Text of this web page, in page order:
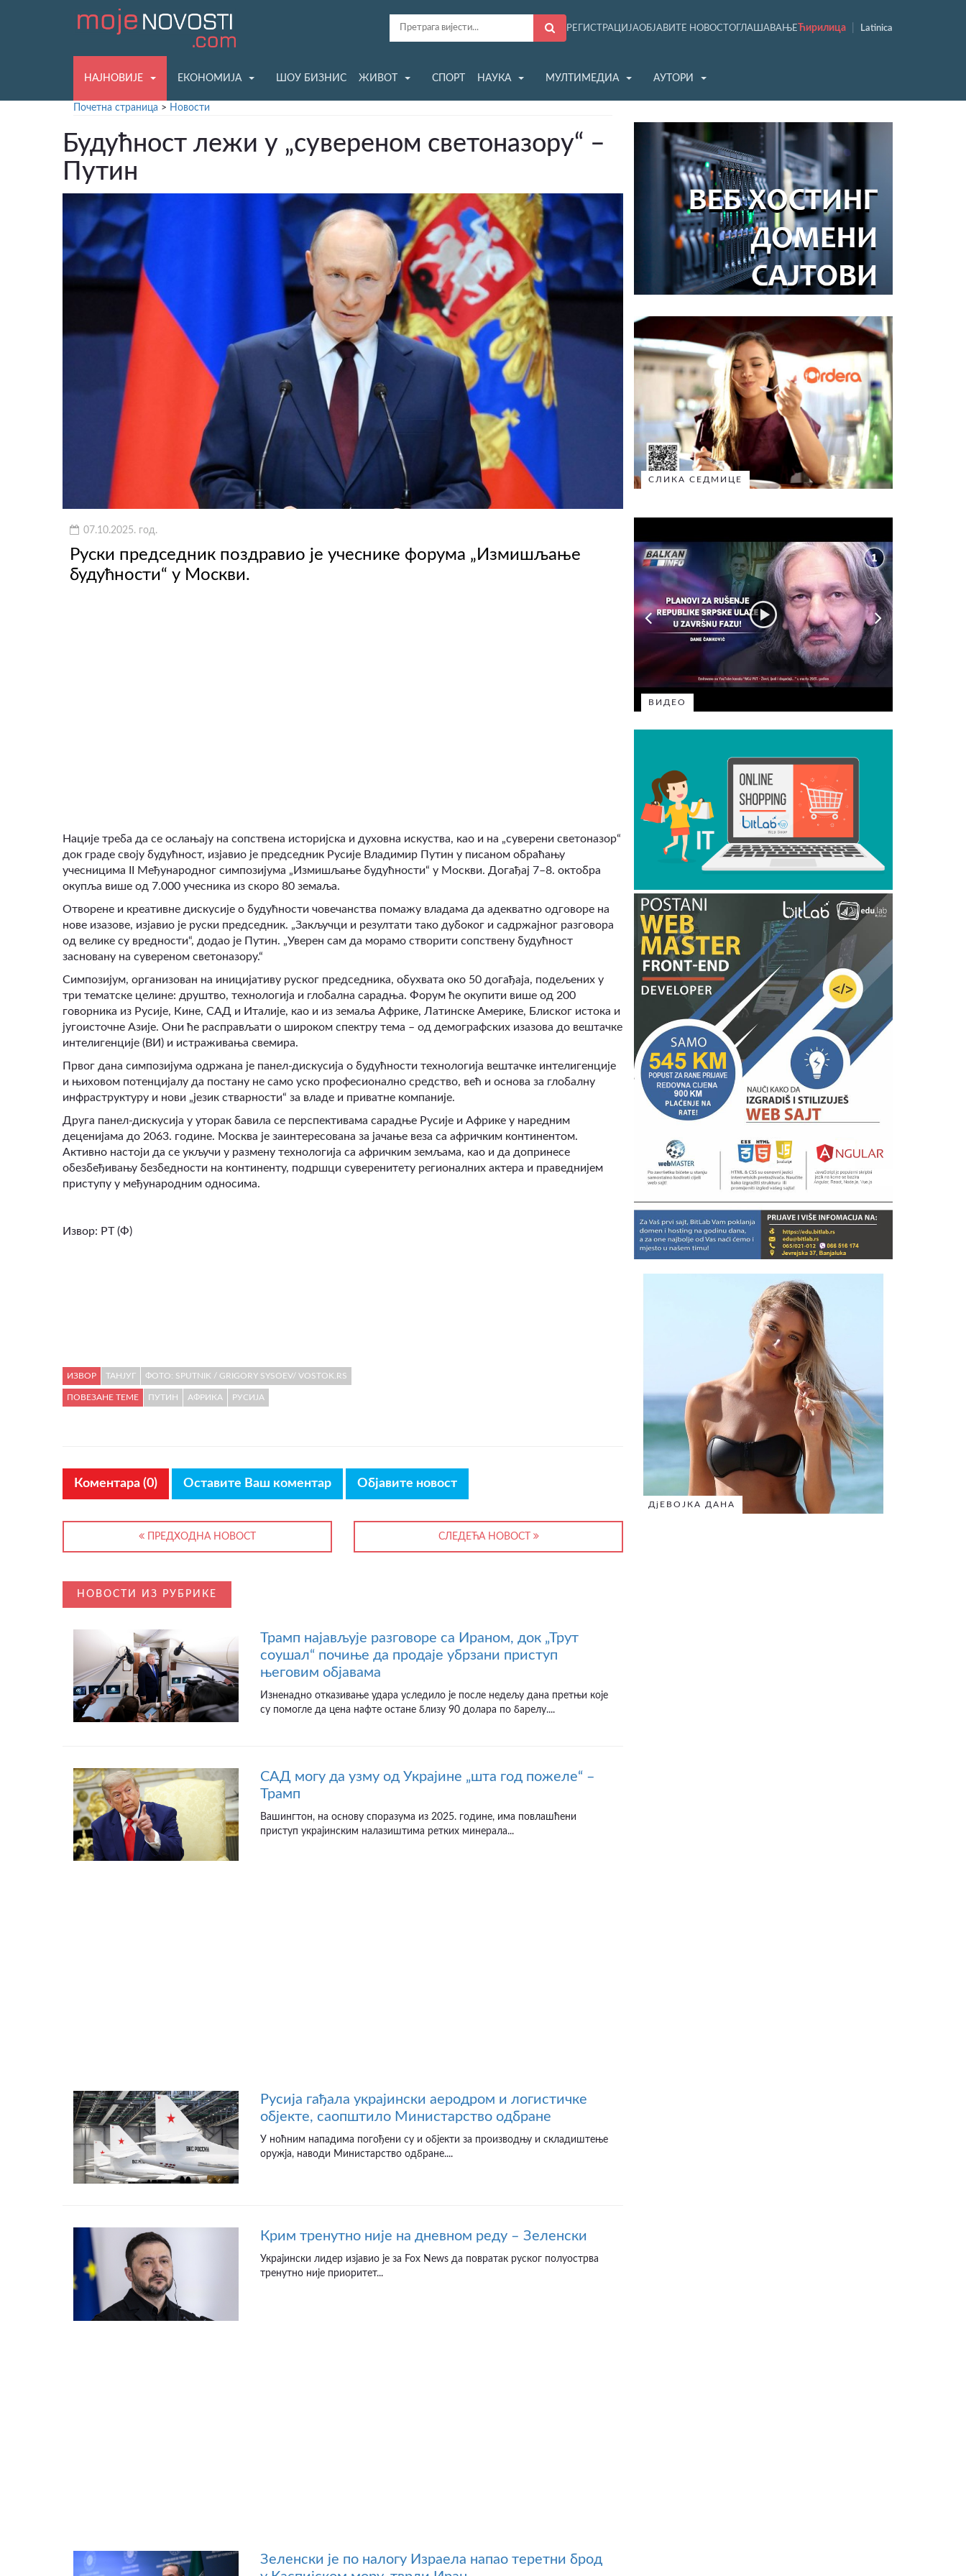
РЕГИСТРАЦИЈАОБЈАВИТЕ НОВОСТ ОГЛАШАВАЊЕ Ћирилица Latinica
НАЈНОВИЈЕ ЕКОНОМИЈА ШОУ БИЗНИС ЖИВОТ СПОРТ НАУКА МУЛТИМЕДИА АУТОРИ
Почетна страница > Новости
Будућност лежи у „сувереном светоназору“ –
Путин
07.10.2025. год.
Руски председник поздравио је учеснике форума „Измишљање
будућности“ у Москви.
Нације треба да се ослањају на сопствена историјска и духовна искуства, као и на „суверени светоназор“
док граде своју будућност, изјавио је председник Русије Владимир Путин у писаном обраћању
учесницима II Међународног симпозијума „Измишљање будућности“ у Москви. Догађај 7–8. октобра
окупља више од 7.000 учесника из скоро 80 земаља.
Отворене и креативне дискусије о будућности човечанства помажу владама да адекватно одговоре на
нове изазове, изјавио је руски председник. „Закључци и резултати тако дубоког и садржајног разговора
од велике су вредности“, додао је Путин. „Уверен сам да морамо створити сопствену будућност
засновану на сувереном светоназору.“
Симпозијум, организован на иницијативу руског председника, обухвата око 50 догађаја, подељених у
три тематске целине: друштво, технологија и глобална сарадња. Форум ће окупити више од 200
говорника из Русије, Кине, САД и Италије, као и из земаља Африке, Латинске Америке, Блиског истока и
југоисточне Азије. Они ће расправљати о широком спектру тема – од демографских изазова до вештачке
интелигенције (ВИ) и истраживања свемира.
Првог дана симпозијума одржана је панел-дискусија о будућности технологија вештачке интелигенције
и њиховом потенцијалу да постану не само уско професионално средство, већ и основа за глобалну
инфраструктуру и нови „језик стварности“ за владе и приватне компаније.
Друга панел-дискусија у уторак бавила се перспективама сарадње Русије и Африке у наредним
деценијама до 2063. године. Москва је заинтересована за јачање веза са афричким континентом.
Активно настоји да се укључи у размену технологија са афричким земљама, као и да допринесе
обезбеђивању безбедности на континенту, подршци суверенитету регионалних актера и праведнијем
приступу у међународним односима.
Извор: РТ (Ф)
ИЗВОР ТАНЈУГ ФОТО: SPUTNIK / GRIGORY SYSOEV/ VOSTOK.RS
ПОВЕЗАНЕ ТЕМЕ ПУТИН АФРИКА РУСИЈА
Коментара (0) Оставите Ваш коментар Објавите новост
ПРЕДХОДНА НОВОСТ СЛЕДЕЋА НОВОСТ
НОВОСТИ ИЗ РУБРИКЕ
Трамп најављује разговоре са Ираном, док „Трут
соушал“ почиње да продаје убрзани приступ
његовим објавама
Изненадно отказивање удара уследило је после недељу дана претњи које
су помогле да цена нафте остане близу 90 долара по барелу....
САД могу да узму од Украјине „шта год пожеле“ –
Трамп
Вашингтон, на основу споразума из 2025. године, има повлашћени
приступ украјинским налазиштима ретких минерала...
Русија гађала украјински аеродром и логистичке
објекте, саопштило Министарство одбране
У ноћним нападима погођени су и објекти за производњу и складиштење
оружја, наводи Министарство одбране....
Крим тренутно није на дневном реду – Зеленски
Украјински лидер изјавио је за Fox News да повратак руског полуострва
тренутно није приоритет...
Зеленски је по налогу Израела напао теретни брод
СЛИКА СЕДМИЦЕ
ВИДЕО
ДјЕВОЈКА ДАНА